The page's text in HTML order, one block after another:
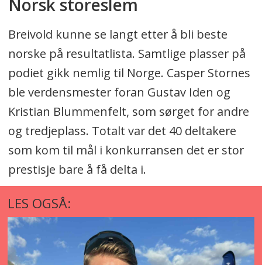
Norsk storeslem
Breivold kunne se langt etter å bli beste
norske på resultatlista. Samtlige plasser på
podiet gikk nemlig til Norge. Casper Stornes
ble verdensmester foran Gustav Iden og
Kristian Blummenfelt, som sørget for andre
og tredjeplass. Totalt var det 40 deltakere
som kom til mål i konkurransen det er stor
prestisje bare å få delta i.
LES OGSÅ: